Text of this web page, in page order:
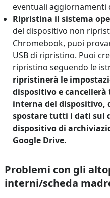
eventuali aggiornamenti
Ripristina il sistema
del dispositivo non
Chromebook, puoi
USB di ripristino. Puoi
ripristino seguendo le
ripristinerà le
dispositivo e
interna del dispositivo,
spostare tutti i dati sul
dispositivo di
Google Drive.
Problemi con gli
interni/scheda